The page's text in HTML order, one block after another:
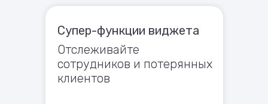
Отслеживайте
сотрудников и потерянных
клиентов
Супер-функции виджета